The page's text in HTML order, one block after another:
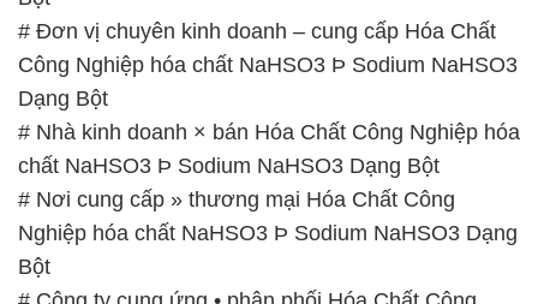
chất NaHSO3 Þ Sodium NaHSO3 Dạng Bột
# Nơi cung cấp » thương mại Hóa Chất Công
Nghiệp hóa chất NaHSO3 Þ Sodium NaHSO3 Dạng
Bột
# Công ty cung ứng • phân phối Hóa Chất Công
Nghiệp hóa chất NaHSO3 Þ Sodium NaHSO3 Dạng
Bột
# Đơn vị thương mại * bán Hóa Chất Công Nghiệp
hóa chất NaHSO3 Þ Sodium NaHSO3 Dạng Bột